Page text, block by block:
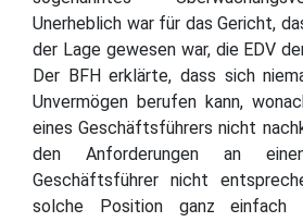
Unerheblich war für das Gericht,
der Lage gewesen war, die EDV
Der BFH erklärte, dass sich
Unvermögen berufen kann,
eines Geschäftsführers nicht
den Anforderungen an
Geschäftsführer nicht
solche Position ganz einfach